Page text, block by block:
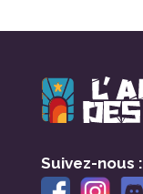
Suivez-nous :